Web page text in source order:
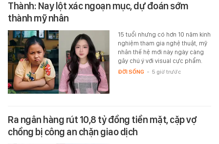
Thành: Nay lột xác ngoạn mục, dự đoán sớm
thành mỹ nhân
15 tuổi nhưng có hơn 10 năm kinh
nghiệm tham gia nghệ thuật, mỹ
nhân thế hệ mới này ngày càng
gây chú ý với visual cực phẩm.
ĐỜI SỐNG - 5 giờ trước
Ra ngân hàng rút 10,8 tỷ đồng tiền mặt, cặp vợ
chồng bị công an chặn giao dịch